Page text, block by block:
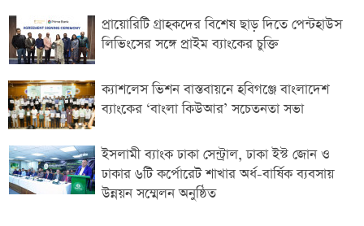
প্রায়োরিটি গ্রাহকদের বিশেষ ছাড় দিতে পেন্টহাউস
লিভিংসের সঙ্গে প্রাইম ব্যাংকের চুক্তি
ক্যাশলেস ভিশন বাস্তবায়নে হবিগঞ্জে বাংলাদেশ
ব্যাংকের ‘বাংলা কিউআর’ সচেতনতা সভা
ইসলামী ব্যাংক ঢাকা সেন্ট্রাল, ঢাকা ইস্ট জোন ও
ঢাকার ৬টি কর্পোরেট শাখার অর্ধ-বার্ষিক ব্যবসায়
উন্নয়ন সম্মেলন অনুষ্ঠিত